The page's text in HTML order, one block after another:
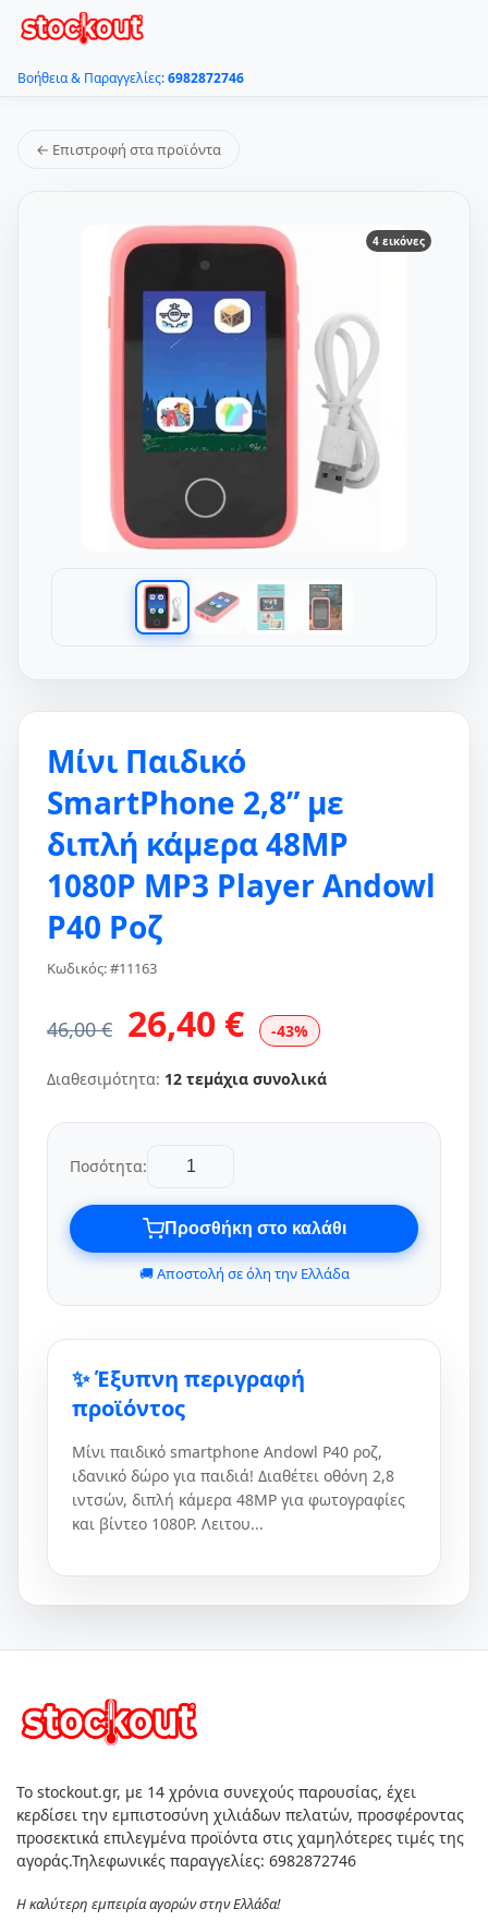
Βοήθεια & Παραγγελίες:6982872746
← Επιστροφή στα προϊόντα
4 εικόνες
Μίνι Παιδικό
SmartPhone 2,8” με
διπλή κάμερα 48MP
1080P MP3 Player Andowl
P40 Ροζ
Κωδικός: #11163
46,00 € 26,40 € -43%
Διαθεσιμότητα: 12 τεμάχια συνολικά
Ποσότητα:
Προσθήκη στο καλάθι
🚚 Αποστολή σε όλη την Ελλάδα
✨ Έξυπνη περιγραφή
προϊόντος
Μίνι παιδικό smartphone Andowl P40 ροζ,
ιδανικό δώρο για παιδιά! Διαθέτει οθόνη 2,8
ιντσών, διπλή κάμερα 48MP για φωτογραφίες
και βίντεο 1080P. Λειτου...
Το stockout.gr, με 14 χρόνια συνεχούς παρουσίας, έχει
κερδίσει την εμπιστοσύνη χιλιάδων πελατών, προσφέροντας
προσεκτικά επιλεγμένα προϊόντα στις χαμηλότερες τιμές της
αγοράς.Τηλεφωνικές παραγγελίες: 6982872746
Η καλύτερη εμπειρία αγορών στην Ελλάδα!